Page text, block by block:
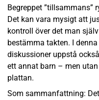
Begreppet ”tillsammans”
Det kan vara mysigt att
kontroll över det man
bestämma takten. I
diskussioner uppstå
ett annat barn – men
plattan.
Som sammanfattning: